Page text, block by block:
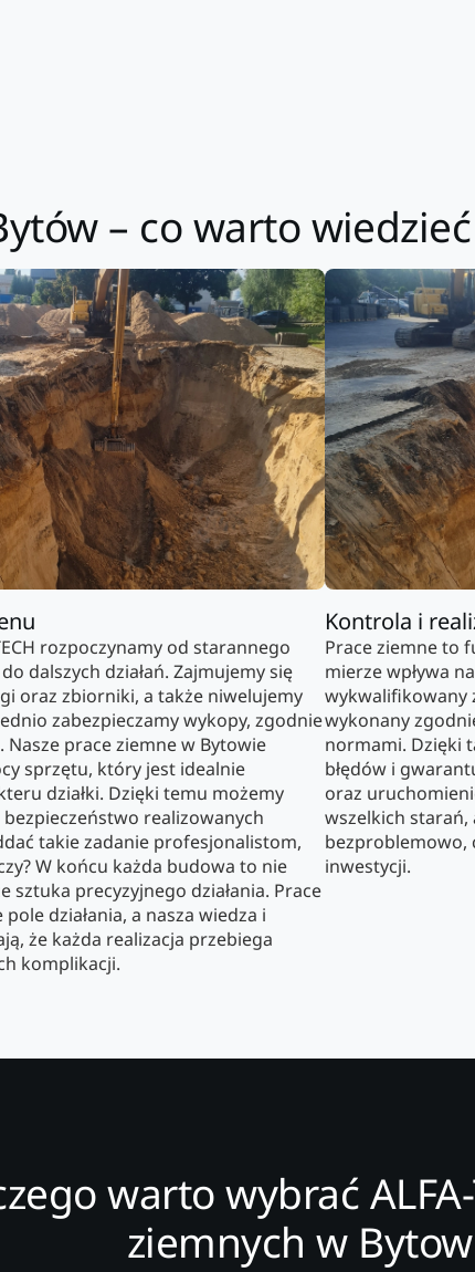
– co warto
rozpoczynamy od starannego
dalszych działań. Zajmujemy się
oraz zbiorniki, a także niwelujemy
zabezpieczamy wykopy, zgodnie
Nasze prace ziemne w Bytowie
sprzętu, który jest idealnie
działki. Dzięki temu możemy
realizowanych
takie zadanie profesjonalistom,
W końcu każda budowa to nie
sztuka precyzyjnego działania. Prace
działania, a nasza wiedza i
że każda realizacja przebiega
komplikacji.
Kontrola i
Prace ziemne to
mierze wpływa
wykwalifikowany
wykonany
normami. Dzięki
błędów i
oraz
wszelkich starań,
bezproblemowo,
inwestycji.
warto wybrać
ziemnych w